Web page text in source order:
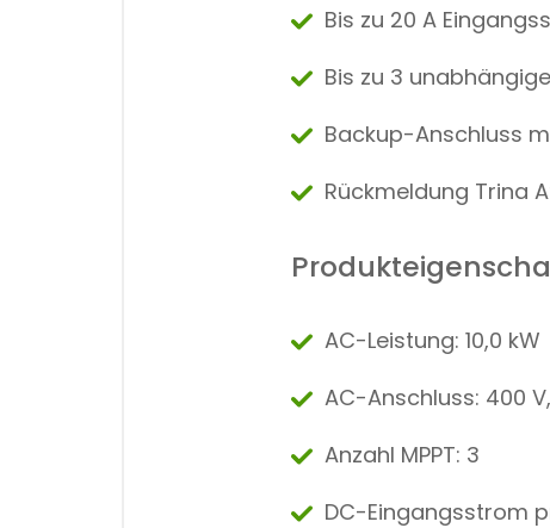
Bis zu 20 A
Bis zu 3
Backup-Anschluss
Rückmeldung Trina
AC-Leistung: 10,0 kW
AC-Anschluss: 400
Anzahl MPPT: 3
DC-Eingangsstrom